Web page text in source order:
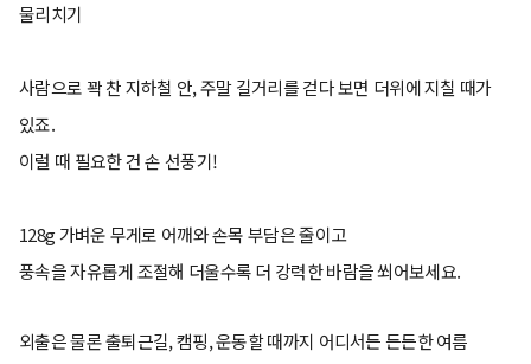
물리치기
사람으로 꽉 찬 지하철 안, 주말 길거리를 걷다 보면 더위에 지칠 때가
있죠.
이럴 때 필요한 건 손 선풍기!
128g 가벼운 무게로 어깨와 손목 부담은 줄이고
풍속을 자유롭게 조절해 더울수록 더 강력한 바람을 쐬어보세요.
외출은 물론 출퇴근길, 캠핑, 운동할 때까지 어디서든 든든한 여름